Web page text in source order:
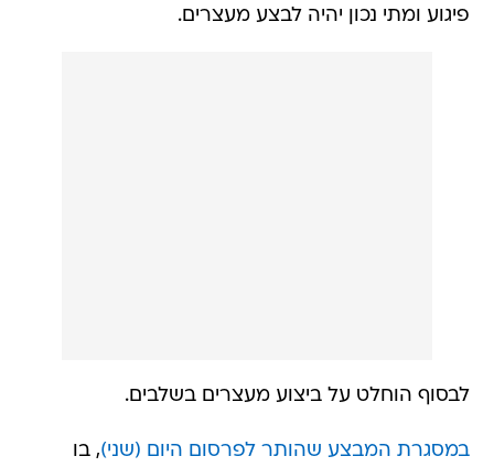
פיגוע ומתי נכון יהיה לבצע מעצרים.
לבסוף הוחלט על ביצוע מעצרים בשלבים.
במסגרת המבצע שהותר לפרסום היום (שני), בו